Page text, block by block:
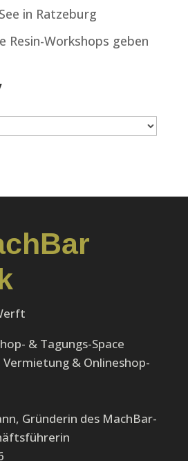
in Ratzeburg
Resin-Workshops geben
& Tagungs-Space
Vermietung & Onlineshop-
Gründerin des MachBar-